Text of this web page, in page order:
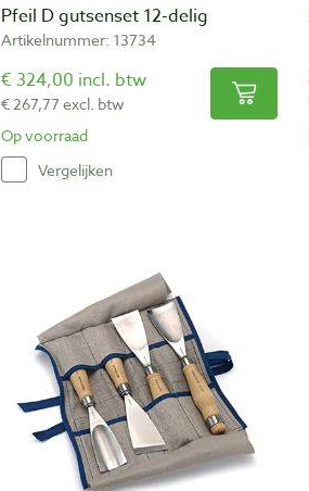
Pfeil D gutsenset 12-delig
Artikelnummer: 13734
€ 324,00 incl. btw
€ 267,77 excl. btw
Op voorraad
Vergelijken